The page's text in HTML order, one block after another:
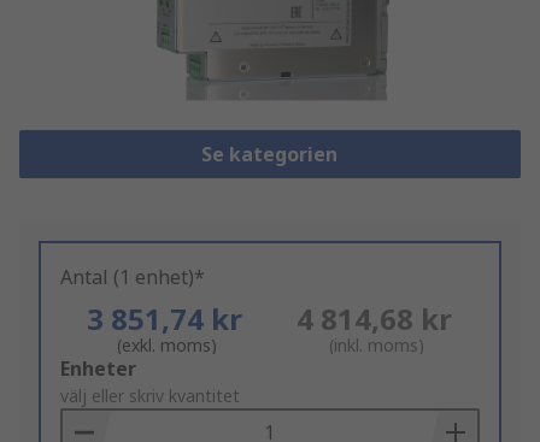
Se kategorien
Antal (1 enhet)*
3 851,74 kr
(exkl. moms)
4 814,68 kr
(inkl. moms)
Add
to
Basket
Enheter
välj eller skriv kvantitet